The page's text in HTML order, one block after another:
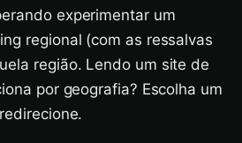
experimentar um
regional (com as ressalvas
região. Lendo um site de
por geografia? Escolha um